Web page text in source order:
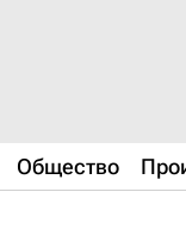
Общество